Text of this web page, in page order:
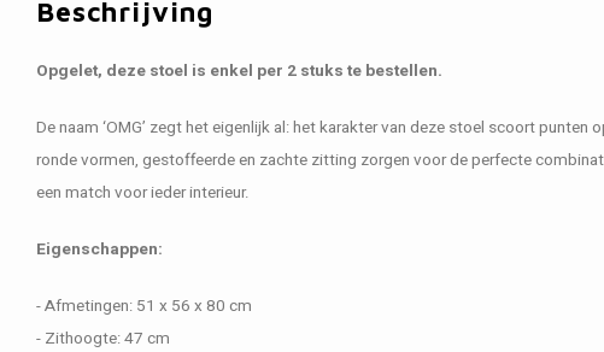
Beschrijving
Opgelet, deze stoel is enkel per 2 stuks te bestellen.
De naam ‘OMG’ zegt het eigenlijk al: het karakter van deze stoel scoort
ronde vormen, gestoffeerde en zachte zitting zorgen voor de perfecte
een match voor ieder interieur.
Eigenschappen:
- Afmetingen: 51 x 56 x 80 cm
- Zithoogte: 47 cm